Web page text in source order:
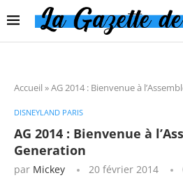
Accueil »AG 2014 : Bienvenue à
DISNEYLAND PARIS
AG 2014 : Bienvenue à
Generation
par Mickey 20 février 2014